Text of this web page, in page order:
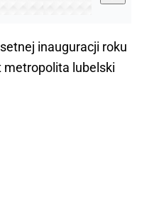
inauguracji roku
metropolita lubelski